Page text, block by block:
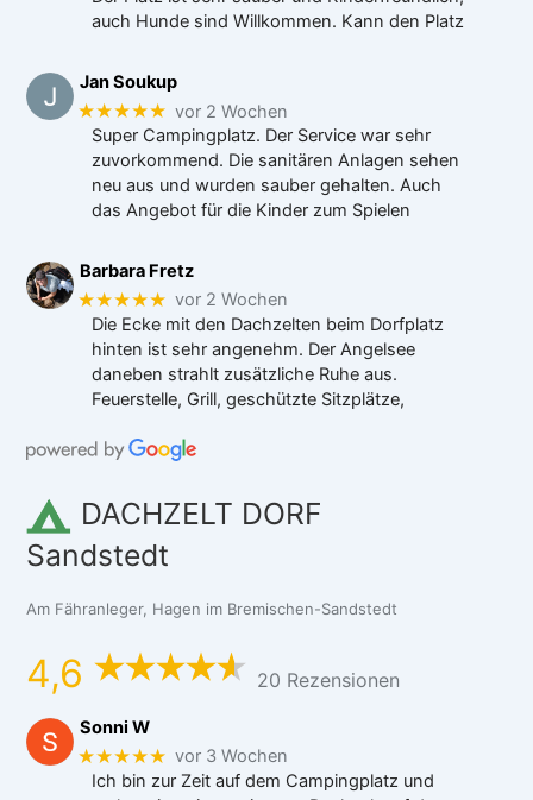
auch Hunde sind Willkommen. Kann den Platz
Jan Soukup
★★★★★ vor 2 Wochen
Super Campingplatz. Der Service war sehr
zuvorkommend. Die sanitären Anlagen sehen
neu aus und wurden sauber gehalten. Auch
das Angebot für die Kinder zum Spielen
Barbara Fretz
★★★★★ vor 2 Wochen
Die Ecke mit den Dachzelten beim Dorfplatz
hinten ist sehr angenehm. Der Angelsee
daneben strahlt zusätzliche Ruhe aus.
Feuerstelle, Grill, geschützte Sitzplätze,
DACHZELT DORF
Sandstedt
Am Fähranleger, Hagen im Bremischen-Sandstedt
4,6 20 Rezensionen
Sonni W
★★★★★ vor 3 Wochen
Ich bin zur Zeit auf dem Campingplatz und